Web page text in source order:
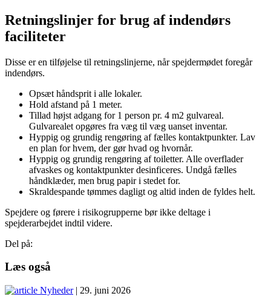
Retningslinjer for brug af indendørs
faciliteter
Disse er en tilføjelse til retningslinjerne, når spejdermødet foregår
indendørs.
Opsæt håndsprit i alle lokaler.
Hold afstand på 1 meter.
Tillad højst adgang for 1 person pr. 4 m2 gulvareal.
Gulvarealet opgøres fra væg til væg uanset inventar.
Hyppig og grundig rengøring af fælles kontaktpunkter. Lav
en plan for hvem, der gør hvad og hvornår.
Hyppig og grundig rengøring af toiletter. Alle overflader
afvaskes og kontaktpunkter desinficeres. Undgå fælles
håndklæder, men brug papir i stedet for.
Skraldespande tømmes dagligt og altid inden de fyldes helt.
Spejdere og førere i risikogrupperne bør ikke deltage i
spejderarbejdet indtil videre.
Del på:
Læs også
Nyheder| 29. juni 2026